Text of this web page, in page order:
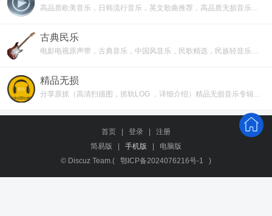
高品质欧美音乐，日韩流行音乐，英文歌曲推荐，高品质无损音乐格式，经典英文歌曲
古典民乐
电影电视原声带，古典音乐，中国风音乐，民歌精选，民族轻音乐，纯音乐，轻音乐钢琴曲
精品无损
分享原抓（高清扫描图，抓轨LOG ，详细介绍）精品无损音乐专辑，稀缺精品资源下载
首页 登录
注册
简易版
手机版
电脑版
© Discuz Team.(
鄂ICP备2024076216号-1 )